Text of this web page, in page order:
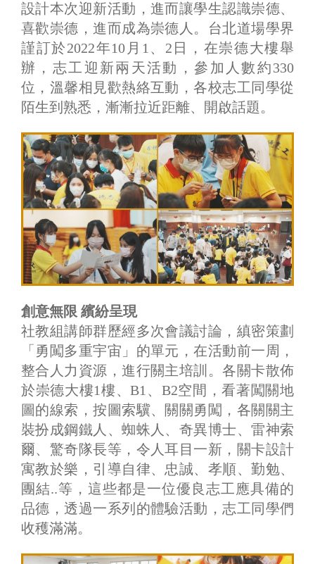
設計本次迎新活動，進而讓學生認識崇德、
喜歡崇德，進而成為崇德人。台北道場學界
謹訂於2022年10月1、2日，在崇德大樓舉
辦，志工迎新兩天活動，參加人數約330
位，溫馨相見歡熱絡互動，各校志工同學從
陌生到熟悉，漸漸拉近距離、開啟話題。
創意無限 繽紛呈現
社教組講師群歷經多次會議討論，縝密策劃
「勇闖多重宇宙」的單元，在活動前一周，
整合人力資源，進行關主培訓。各關卡散佈
於崇德大樓1樓、B1、B2空間，看著闖關地
圖的線索，按圖索驥、關關勇闖，各關關主
裝扮成鋼鐵人、蜘蛛人、奇異博士、雷神索
爾、驚奇隊長等，令人耳目一新，關卡設計
寓教於樂，引導自律、忠誠、孝順、勤勉、
團結..等，這些都是一位優良志工應具備的
品德，透過一系列的體驗活動，志工同學們
收穫滿滿。